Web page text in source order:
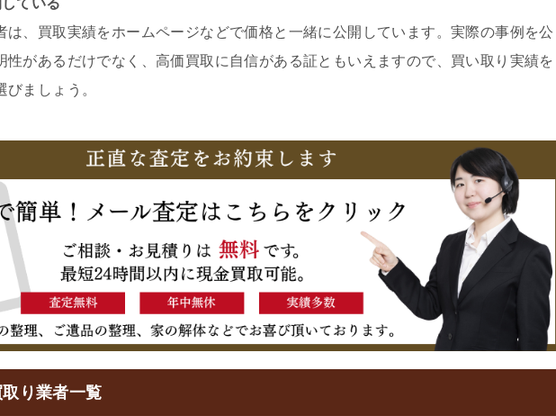
ている
は、買取実績をホームページなどで価格と一緒に公開しています。実際の事例を公
性があるだけでなく、高価買取に自信がある証ともいえますので、買い取り実績を
ましょう。
り業者一覧